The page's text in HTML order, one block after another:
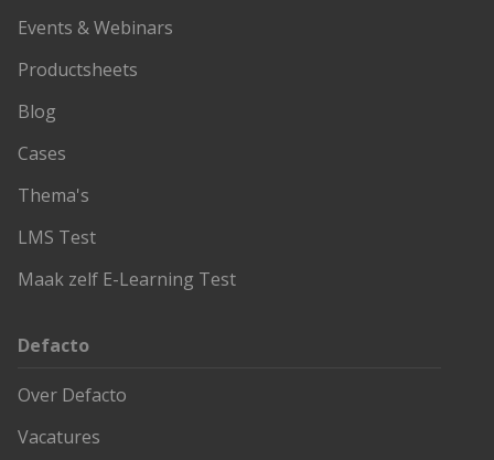
Events & Webinars
Productsheets
Blog
Cases
Thema's
LMS Test
Maak zelf E-Learning Test
Defacto
Over Defacto
Vacatures